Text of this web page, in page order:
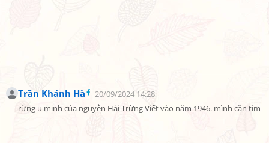
Trần Khánh Hà
20/09/2024 14:28
rừng u minh của nguyễn Hải Trừng Viết vào năm 1946. mình cần tìm